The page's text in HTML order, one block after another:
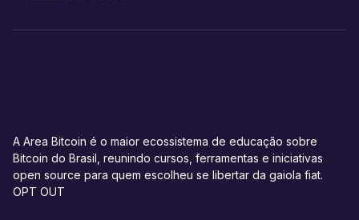
A Area Bitcoin é o maior ecossistema de educação sobre
Bitcoin do Brasil, reunindo cursos, ferramentas e iniciativas
open source para quem escolheu se libertar da gaiola fiat.
OPT OUT